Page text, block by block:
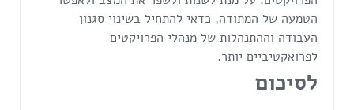
הטמעה של המתודה, כדאי להתחיל בשינוי סגנון
העבודה וההתנהלות של מנהלי הפרויקטים
לפרואקטיביים יותר.
לסיכום